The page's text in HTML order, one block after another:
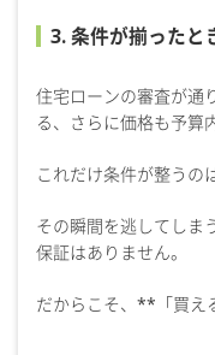
3. 条件が揃ったと
住宅ローンの審査が通
る、さらに価格も予算
これだけ条件が整うの
その瞬間を逃してしま
保証はありません。
だからこそ、**「買え